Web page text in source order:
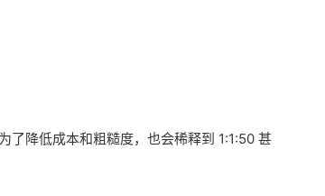
了降低成本和粗糙度，也会稀释到 1:1:50 甚